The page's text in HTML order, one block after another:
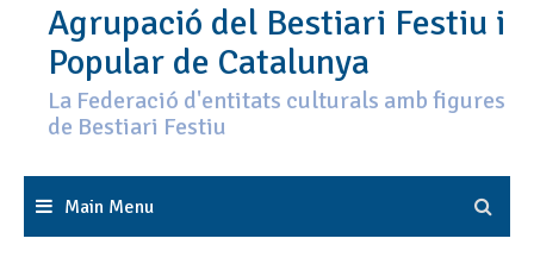
Agrupació del Bestiari Festiu i
Popular de Catalunya
La Federació d'entitats culturals amb figures
de Bestiari Festiu
Main Menu